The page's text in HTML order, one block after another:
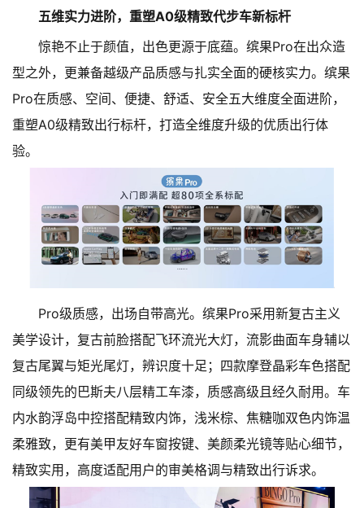
五维实力进阶，重塑A0级精致代步车新标杆
惊艳不止于颜值，出色更源于底蕴。缤果Pro在出众造
型之外，更兼备越级产品质感与扎实全面的硬核实力。缤果
Pro在质感、空间、便捷、舒适、安全五大维度全面进阶，
重塑A0级精致出行标杆，打造全维度升级的优质出行体
验。
Pro级质感，出场自带高光。缤果Pro采用新复古主义
美学设计，复古前脸搭配飞环流光大灯，流影曲面车身辅以
复古尾翼与矩光尾灯，辨识度十足；四款摩登晶彩车色搭配
同级领先的巴斯夫八层精工车漆，质感高级且经久耐用。车
内水韵浮岛中控搭配精致内饰，浅米棕、焦糖咖双色内饰温
柔雅致，更有美甲友好车窗按键、美颜柔光镜等贴心细节，
精致实用，高度适配用户的审美格调与精致出行诉求。